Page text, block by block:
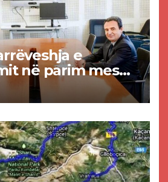
e
në parim mes